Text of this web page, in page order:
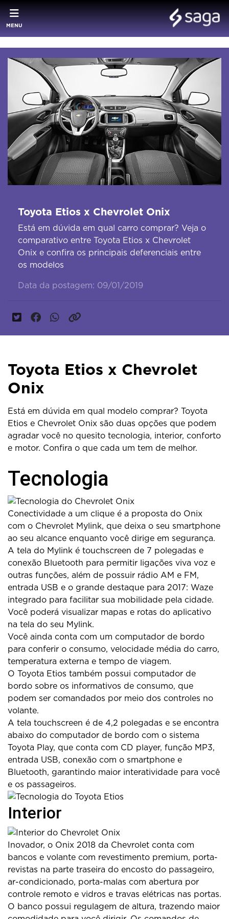
MENU
Toyota Etios x Chevrolet Onix
Está em dúvida em qual carro comprar? Veja o
comparativo entre Toyota Etios x Chevrolet
Onix e confira os principais deferenciais entre
os modelos
Data da postagem: 09/01/2019
Toyota Etios x Chevrolet
Onix
Está em dúvida em qual modelo comprar? Toyota
Etios e Chevrolet Onix são duas opções que podem
agradar você no quesito tecnologia, interior, conforto
e motor. Confira o que cada um tem de melhor.
Tecnologia
Conectividade a um clique é a proposta do Onix
com o Chevrolet Mylink, que deixa o seu smartphone
ao seu alcance enquanto você dirige em segurança.
A tela do Mylink é touchscreen de 7 polegadas e
conexão Bluetooth para permitir ligações viva voz e
outras funções, além de possuir rádio AM e FM,
entrada USB e o grande destaque para 2017: Waze
integrado para facilitar sua mobilidade pela cidade.
Você poderá visualizar mapas e rotas do aplicativo
na tela do seu Mylink.
Você ainda conta com um computador de bordo
para conferir o consumo, velocidade média do carro,
temperatura externa e tempo de viagem.
O Toyota Etios também possui computador de
bordo sobre os informativos de consumo, que
podem ser comandados por meio dos controles no
volante.
A tela touchscreen é de 4,2 polegadas e se encontra
abaixo do computador de bordo com o sistema
Toyota Play, que conta com CD player, função MP3,
entrada USB, conexão com o smartphone e
Bluetooth, garantindo maior interatividade para você
e os passageiros.
Interior
Inovador, o Onix 2018 da Chevrolet conta com
bancos e volante com revestimento premium, porta-
revistas na parte traseira do encosto do passageiro,
ar-condicionado, porta-malas com abertura por
controle remoto e vidros e travas elétricas nas portas.
O banco possui regulagem de altura, trazendo maior